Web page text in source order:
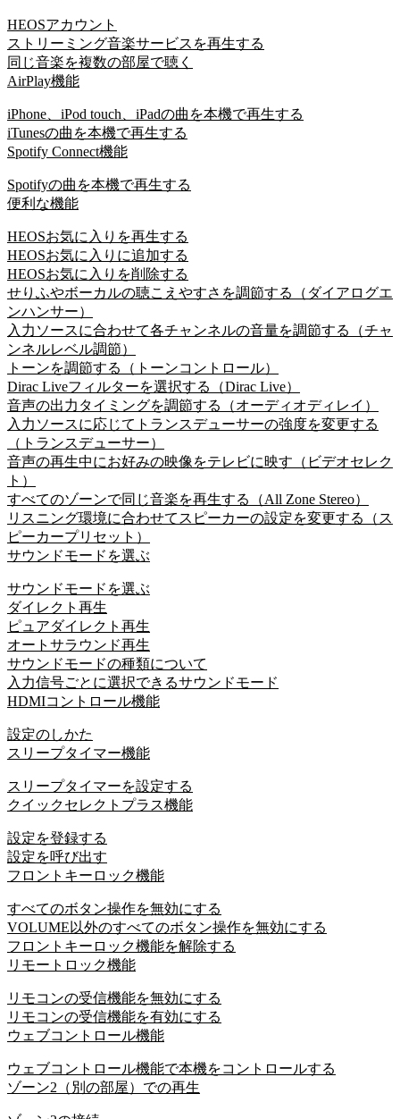
HEOSアカウント
ストリーミング音楽サービスを再生する
同じ音楽を複数の部屋で聴く
AirPlay機能
iPhone、iPod touch、iPadの曲を本機で再生する
iTunesの曲を本機で再生する
Spotify Connect機能
Spotifyの曲を本機で再生する
便利な機能
HEOSお気に入りを再生する
HEOSお気に入りに追加する
HEOSお気に入りを削除する
せりふやボーカルの聴こえやすさを調節する（ダイアログエ
ンハンサー）
入力ソースに合わせて各チャンネルの音量を調節する（チャ
ンネルレベル調節）
トーンを調節する（トーンコントロール）
Dirac Liveフィルターを選択する（Dirac Live）
音声の出力タイミングを調節する（オーディオディレイ）
入力ソースに応じてトランスデューサーの強度を変更する
（トランスデューサー）
音声の再生中にお好みの映像をテレビに映す（ビデオセレク
ト）
すべてのゾーンで同じ音楽を再生する（All Zone Stereo）
リスニング環境に合わせてスピーカーの設定を変更する（ス
ピーカープリセット）
サウンドモードを選ぶ
サウンドモードを選ぶ
ダイレクト再生
ピュアダイレクト再生
オートサラウンド再生
サウンドモードの種類について
入力信号ごとに選択できるサウンドモード
HDMIコントロール機能
設定のしかた
スリープタイマー機能
スリープタイマーを設定する
クイックセレクトプラス機能
設定を登録する
設定を呼び出す
フロントキーロック機能
すべてのボタン操作を無効にする
VOLUME以外のすべてのボタン操作を無効にする
フロントキーロック機能を解除する
リモートロック機能
リモコンの受信機能を無効にする
リモコンの受信機能を有効にする
ウェブコントロール機能
ウェブコントロール機能で本機をコントロールする
ゾーン2（別の部屋）での再生